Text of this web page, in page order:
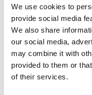
We use cookies to
provide social media
We also share
our social media,
may combine it with
provided to them or
of their services.
приложения под
перфектното
отоплителна техника